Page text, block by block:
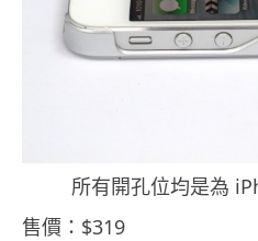
所有開孔位均是為
售價：$319